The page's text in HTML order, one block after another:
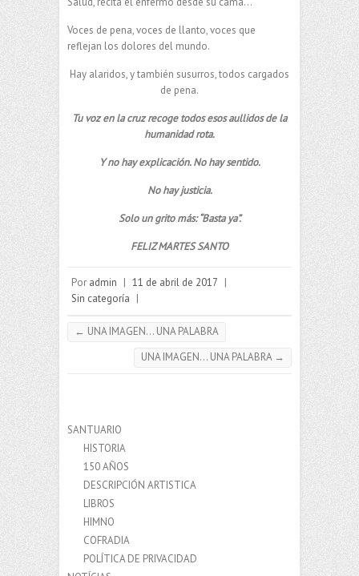
Voces de pena, voces de llanto, voces que
reflejan los dolores del mundo.
Hay alaridos, y también susurros, todos cargados
de pena.
Tu voz en la cruz recoge todos esos aullidos de la
humanidad rota.
Y no hay explicación. No hay sentido.
No hay justicia.
Solo un grito más: “Basta ya”.
FELIZ MARTES SANTO
Por admin | 11 de abril de 2017 |
Sin categoría |
← UNA IMAGEN… UNA PALABRA
UNA IMAGEN… UNA PALABRA →
SANTUARIO
HISTORIA
150 AÑOS
DESCRIPCIÓN ARTISTICA
LIBROS
HIMNO
COFRADIA
POLÍTICA DE PRIVACIDAD